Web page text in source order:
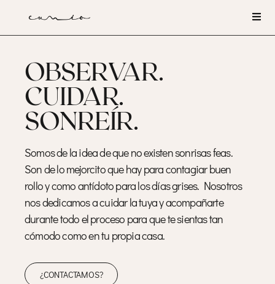
OBSERVAR.
CUIDAR.
SONREÍR.
Somos de la idea de que no existen sonrisas feas.
Son de lo mejorcito que hay para contagiar buen
rollo y como antídoto para los días grises. Nosotros
nos dedicamos a cuidar la tuya y acompañarte
durante todo el proceso para que te sientas tan
cómodo como en tu propia casa.
¿CONTACTAMOS?